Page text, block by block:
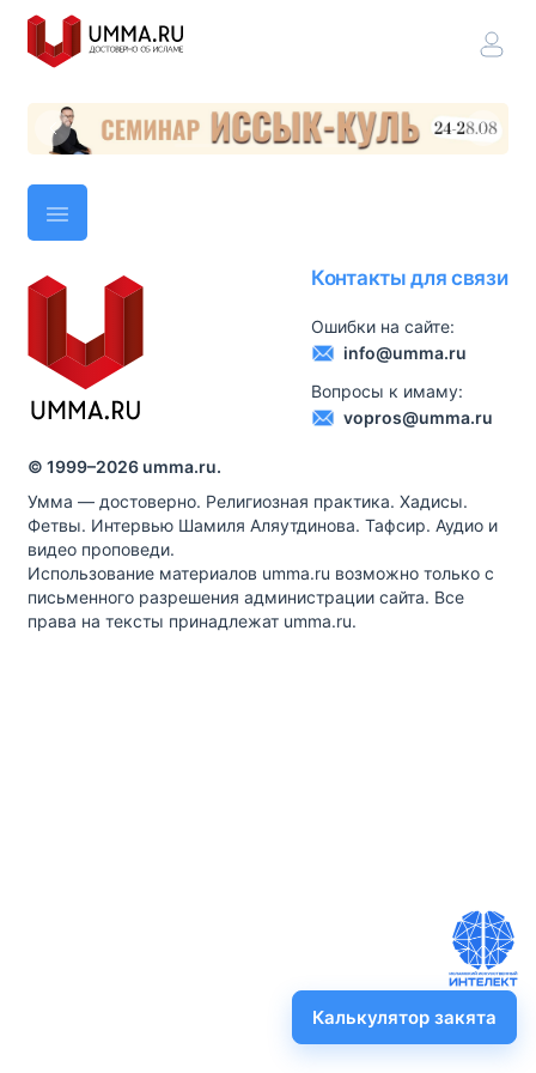
Контакты для связи
Ошибки на сайте:
info@umma.ru
Вопросы к имаму:
vopros@umma.ru
© 1999–2026 umma.ru.
Умма — достоверно. Религиозная практика. Хадисы.
Фетвы. Интервью Шамиля Аляутдинова. Тафсир. Аудио и
видео проповеди.
Использование материалов umma.ru возможно только с
письменного разрешения администрации сайта. Все
права на тексты принадлежат umma.ru.
Калькулятор закята